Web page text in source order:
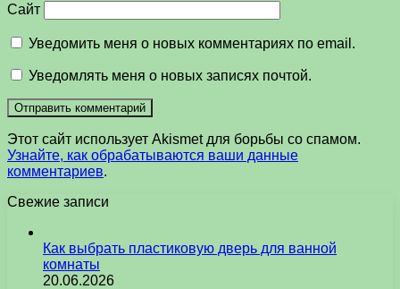
Сайт
Уведомить меня о новых комментариях по email.
Уведомлять меня о новых записях почтой.
Этот сайт использует Akismet для борьбы со спамом.
Узнайте, как обрабатываются ваши данные
комментариев.
Свежие записи
Как выбрать пластиковую дверь для ванной
комнаты
20.06.2026